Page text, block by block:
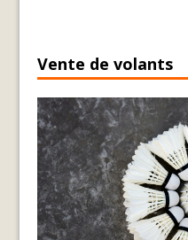
Vente de volants